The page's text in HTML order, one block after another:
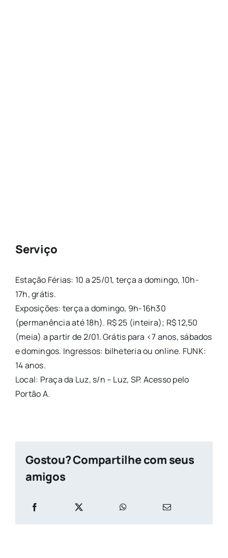
Serviço
Estação Férias: 10 a 25/01, terça a domingo, 10h-
17h, grátis.
Exposições: terça a domingo, 9h-16h30
(permanência até 18h). R$ 25 (inteira); R$ 12,50
(meia) a partir de 2/01. Grátis para <7 anos, sábados
e domingos. Ingressos: bilheteria ou online. FUNK:
14 anos.
Local: Praça da Luz, s/n – Luz, SP. Acesso pelo
Portão A.
Gostou? Compartilhe com seus
amigos